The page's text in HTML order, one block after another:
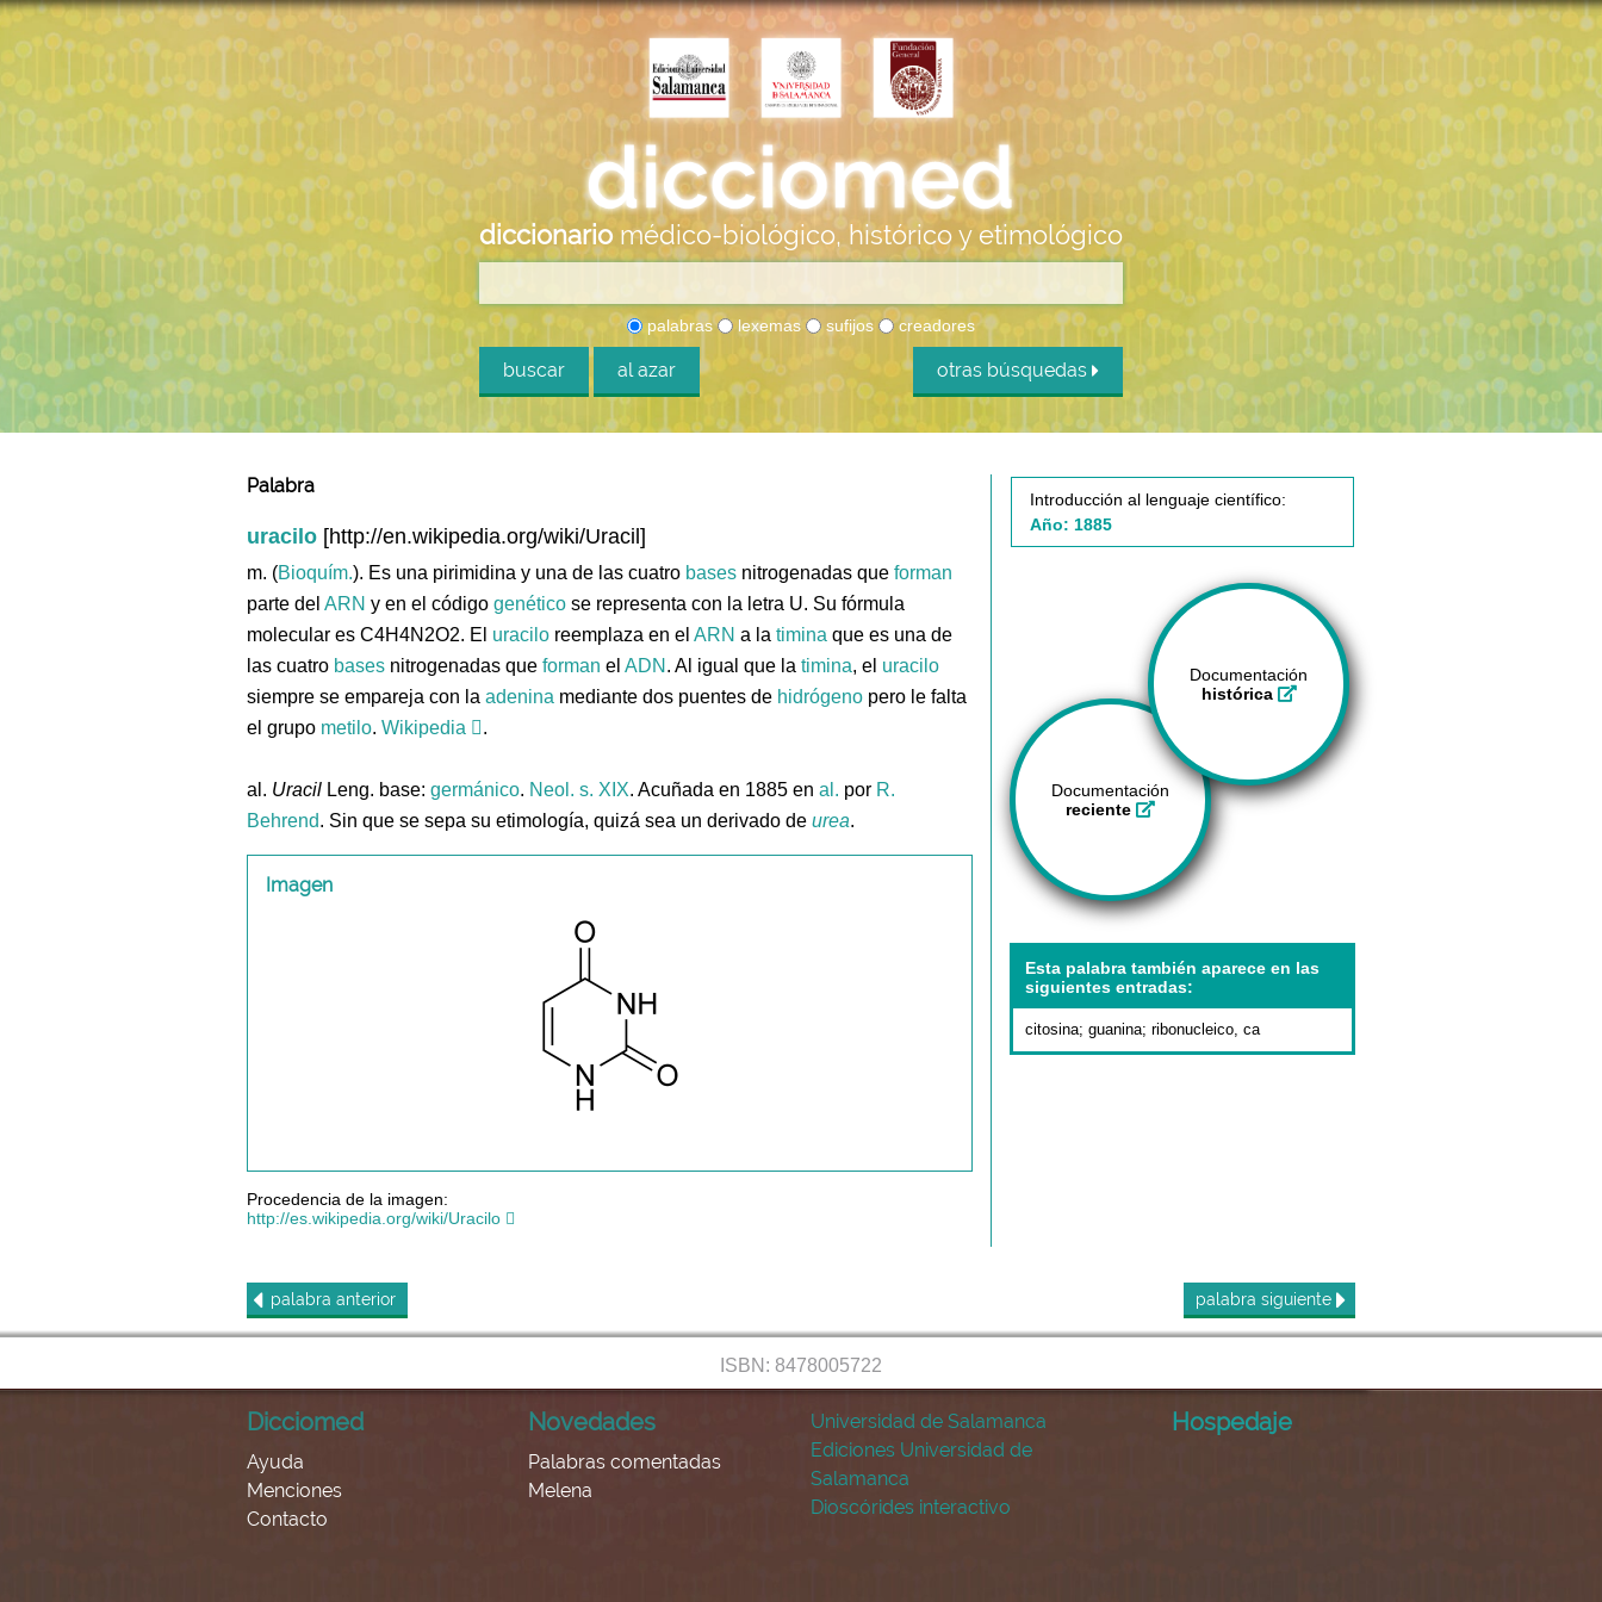
diccionario médico-biológico, histórico y etimológico
palabras lexemas sufijos creadores
buscar al azar otras búsquedas
Palabra
uracilo [http://en.wikipedia.org/wiki/Uracil]
m. (Bioquím.). Es una pirimidina y una de las cuatro bases nitrogenadas que forman
parte del ARN y en el código genético se representa con la letra U. Su fórmula
molecular es C4H4N2O2. El uracilo reemplaza en el ARN a la timina que es una de
las cuatro bases nitrogenadas que forman el ADN . Al igual que la timina, el uracilo
siempre se empareja con la adenina mediante dos puentes de hidrógeno pero le falta
el grupo metilo. Wikipedia .
al. Uracil Leng. base: germánico. Neol. s. XIX. Acuñada en 1885 en al. por R.
Behrend. Sin que se sepa su etimología, quizá sea un derivado de urea.
Imagen
Procedencia de la imagen:
http://es.wikipedia.org/wiki/Uracilo
Introducción al lenguaje científico:
Año: 1885
Documentación
histórica
Documentación
reciente
Esta palabra también aparece en las
siguientes entradas:
citosina; guanina; ribonucleico, ca
palabra anterior palabra siguiente
ISBN: 8478005722
Dicciomed
Ayuda
Menciones
Contacto
Novedades
Palabras comentadas
Melena
Universidad de Salamanca
Ediciones Universidad de
Salamanca
Dioscórides interactivo
Hospedaje